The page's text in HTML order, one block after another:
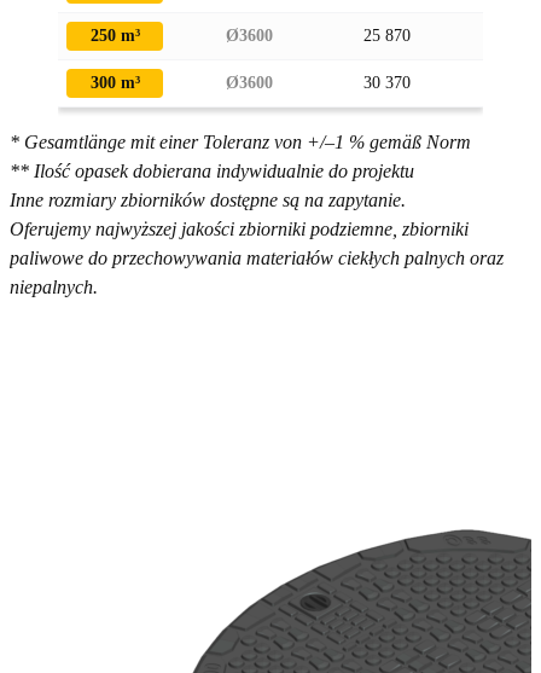
250 m³ Ø3600 25 870
300 m³ Ø3600 30 370
* Gesamtlänge mit einer Toleranz von +/–1 % gemäß Norm
** Ilość opasek dobierana indywidualnie do projektu
Inne rozmiary zbiorników dostępne są na zapytanie.
Oferujemy najwyższej jakości zbiorniki podziemne, zbiorniki
paliwowe do przechowywania materiałów ciekłych palnych oraz
niepalnych.